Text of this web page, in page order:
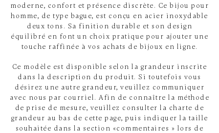
moderne, confort et présence discrète. Ce bijou pour
homme, de type bague, est conçu en acier inoxydable
deux tons. Sa finition durable et son design
équilibré en font un choix pratique pour ajouter une
touche raffinée à vos achats de bijoux en ligne.
Ce modèle est disponible selon la grandeur inscrite
dans la description du produit. Si toutefois vous
désirez une autre grandeur, veuillez communiquer
avec nous par courriel. Afin de connaître la méthode
de prise de mesure, veuillez consulter la charte de
grandeur au bas de cette page, puis indiquer la taille
souhaitée dans la section «commentaires » lors de